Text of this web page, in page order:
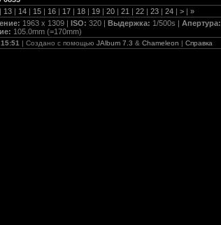
| 13 | 14 | 15 | 16 | 17 | 18 | 19 | 20 | 21 | 22 | 23 | 24 | > | »
1963 x 1309 | ISO: 320 | Выдержка: 1/500s | Апертура:
105.0mm (=170mm)
| Создано с помощьюJAlbum 7.3 &Chameleon |Справка